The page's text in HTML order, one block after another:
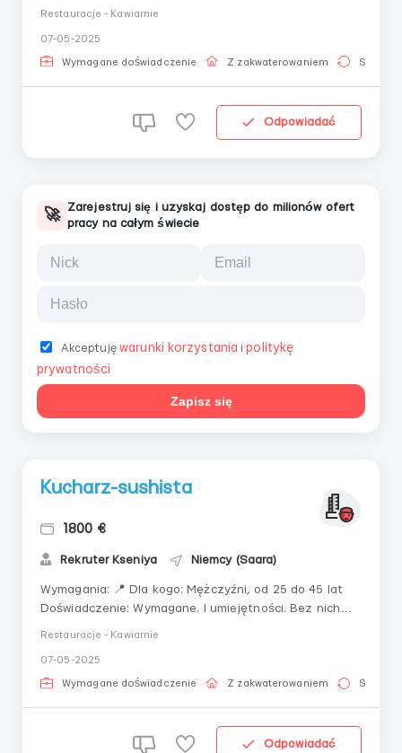
paragraf 24. Do obowiązków należy: praca jako kucharz
na gorącej zmianie w barze sushi w przyjaznym z...
Restauracje - Kawiarnie
07-05-2025
Wymagane doświadczenie Z zakwaterowaniem Stała
Odpowiadać
🚀
Zarejestruj się i uzyskaj dostęp do milionów ofert
pracy na całym świecie
Akceptujęwarunki korzystania i politykę
prywatności
Zapisz się
Kucharz-sushista
1800 €
Rekruter Kseniya Niemcy (Saara)
Wymagania: 📍 Dla kogo: Mężczyźni, od 25 do 45 lat
Doświadczenie: Wymagane. I umiejętności. Bez nich
📝 Wymagane dokumenty: Paszport biometryczny, wiza
polska, karta pobytu, paszpor...
Restauracje - Kawiarnie
07-05-2025
Wymagane doświadczenie Z zakwaterowaniem Stała
Odpowiadać